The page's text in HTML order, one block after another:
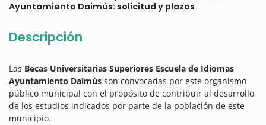
Ayuntamiento Daimús: solicitud y plazos
Descripción
Las Becas Universitarias Superiores Escuela de Idiomas
Ayuntamiento Daimús son convocadas por este organismo
público municipal con el propósito de contribuir al desarrollo
de los estudios indicados por parte de la población de este
municipio.